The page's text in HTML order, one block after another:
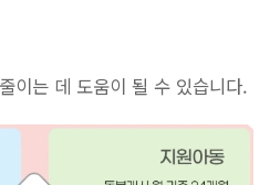
이는 데 도움이 될 수 있습니다.